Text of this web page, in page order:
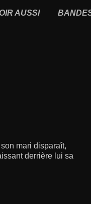
AUSSI
mari disparaît,
derrière lui sa